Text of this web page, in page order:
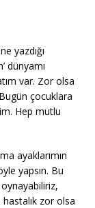
yazdığı
dünyamı
var. Zor olsa
çocuklara
Hep mutlu
ayaklarımın
yapsın. Bu
hastalık zor olsa